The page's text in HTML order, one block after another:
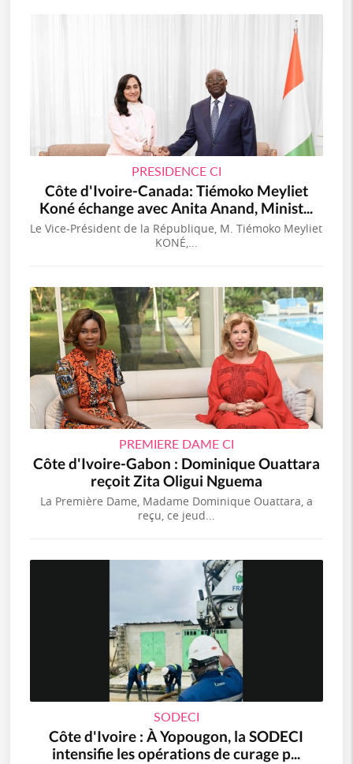
PRESIDENCE CI
Côte d'Ivoire-Canada: Tiémoko Meyliet
Koné échange avec Anita Anand, Minist...
Le Vice-Président de la République, M. Tiémoko Meyliet
KONÉ,...
PREMIERE DAME CI
Côte d'Ivoire-Gabon : Dominique Ouattara
reçoit Zita Oligui Nguema
La Première Dame, Madame Dominique Ouattara, a
reçu, ce jeud...
SODECI
Côte d'Ivoire : À Yopougon, la SODECI
intensifie les opérations de curage p...